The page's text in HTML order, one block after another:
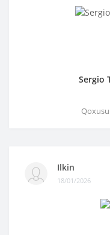
Sergio
Ilkin
18/01/2026